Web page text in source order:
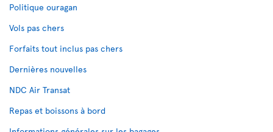
Politique ouragan
Vols pas chers
Forfaits tout inclus pas chers
Dernières nouvelles
NDC Air Transat
Repas et boissons à bord